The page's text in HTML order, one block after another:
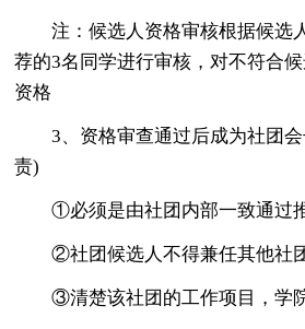
注：候选人资格审核根据候选
荐的3名同学进行审核，对不符合
资格
3、资格审查通过后成为社团
责)
①必须是由社团内部一致通过
②社团候选人不得兼任其他社
③清楚该社团的工作项目，学